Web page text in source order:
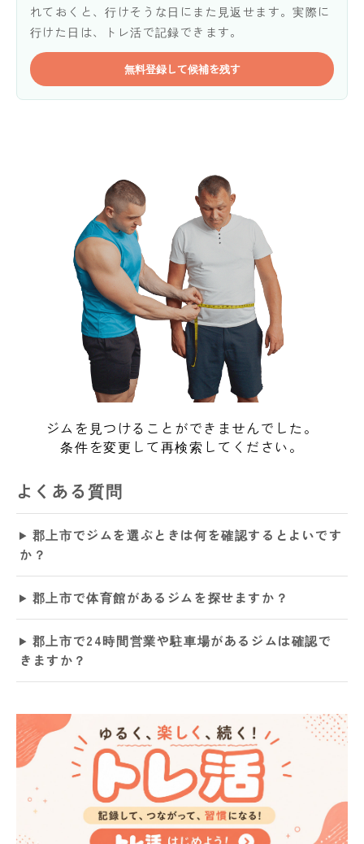
れておくと、行けそうな日にまた見返せます。実際に
行けた日は、トレ活で記録できます。
無料登録して候補を残す
ジムを見つけることができませんでした。
条件を変更して再検索してください。
よくある質問
郡上市でジムを選ぶときは何を確認するとよいです
か？
郡上市で体育館があるジムを探せますか？
郡上市で24時間営業や駐車場があるジムは確認で
きますか？